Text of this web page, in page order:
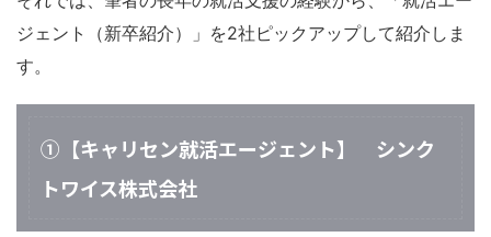
ジェント（新卒紹介）」を2社ピックアップして紹介しま
す。
①【キャリセン就活エージェント】 シンク
トワイス株式会社